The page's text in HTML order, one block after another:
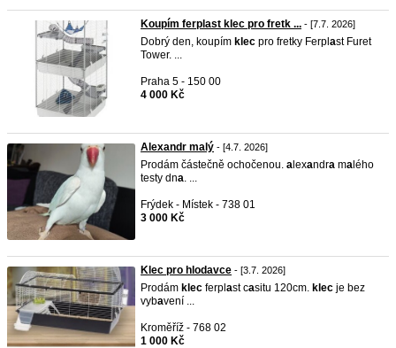
Koupím ferplast klec pro fretk ... - [7.7. 2026]
Dobrý den, koupím klec pro fretky Ferpl ast Furet
Tower. ...
Praha 5 - 150 00
4 000 Kč
Alexandr malý - [4.7. 2026]
Prodám částečně ochočenou. a lexandra ma lého
testy dna. ...
Frýdek - Místek - 738 01
3 000 Kč
Klec pro hlodavce - [3.7. 2026]
Prodám klec ferpl ast casitu 120cm. klec je bez
vybavení ...
Kroměříž - 768 02
1 000 Kč